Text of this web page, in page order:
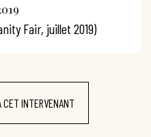
Fair, juillet 2019)
CET INTERVENANT